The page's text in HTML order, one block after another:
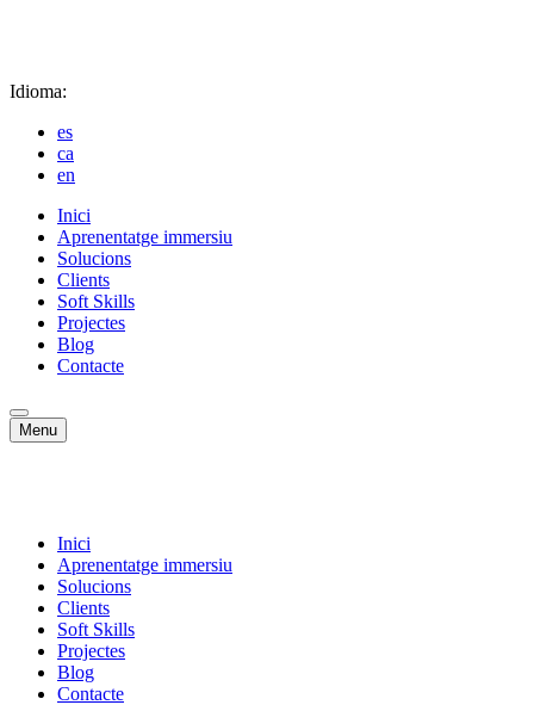
Idioma:
es
ca
en
Inici
Aprenentatge immersiu
Solucions
Clients
Soft Skills
Projectes
Blog
Contacte
Menu
Inici
Aprenentatge immersiu
Solucions
Clients
Soft Skills
Projectes
Blog
Contacte